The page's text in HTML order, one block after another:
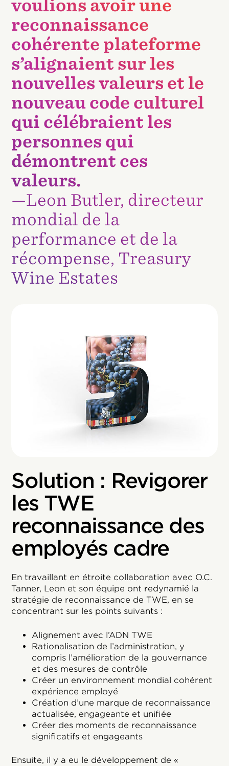
voulions avoir une
reconnaissance
cohérente plateforme
s’alignaient sur les
nouvelles valeurs et le
nouveau code culturel
qui célébraient les
personnes qui
démontrent ces
valeurs.
—Leon Butler, directeur
mondial de la
performance et de la
récompense, Treasury
Wine Estates
Solution : Revigorer
les TWE
reconnaissance des
employés cadre
En travaillant en étroite collaboration avec O.C.
Tanner, Leon et son équipe ont redynamié la
stratégie de reconnaissance de TWE, en se
concentrant sur les points suivants :
Alignement avec l’ADN TWE
Rationalisation de l’administration, y
compris l’amélioration de la gouvernance
et des mesures de contrôle
Créer un environnement mondial cohérent
expérience employé
Création d’une marque de reconnaissance
actualisée, engageante et unifiée
Créer des moments de reconnaissance
significatifs et engageants
Ensuite, il y a eu le développement de «